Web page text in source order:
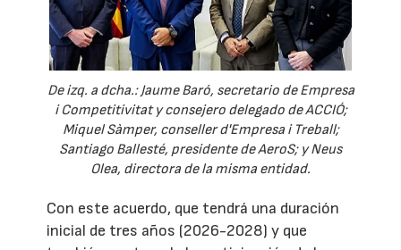
De izq. a dcha.: Jaume Baró, secretario de Empresa
i Competitivitat y consejero delegado de ACCIÓ;
Miquel Sàmper, conseller d'Empresa i Treball;
Santiago Ballesté, presidente de AeroS; y Neus
Olea, directora de la misma entidad.
Con este acuerdo, que tendrá una duración
inicial de tres años (2026-2028) y que